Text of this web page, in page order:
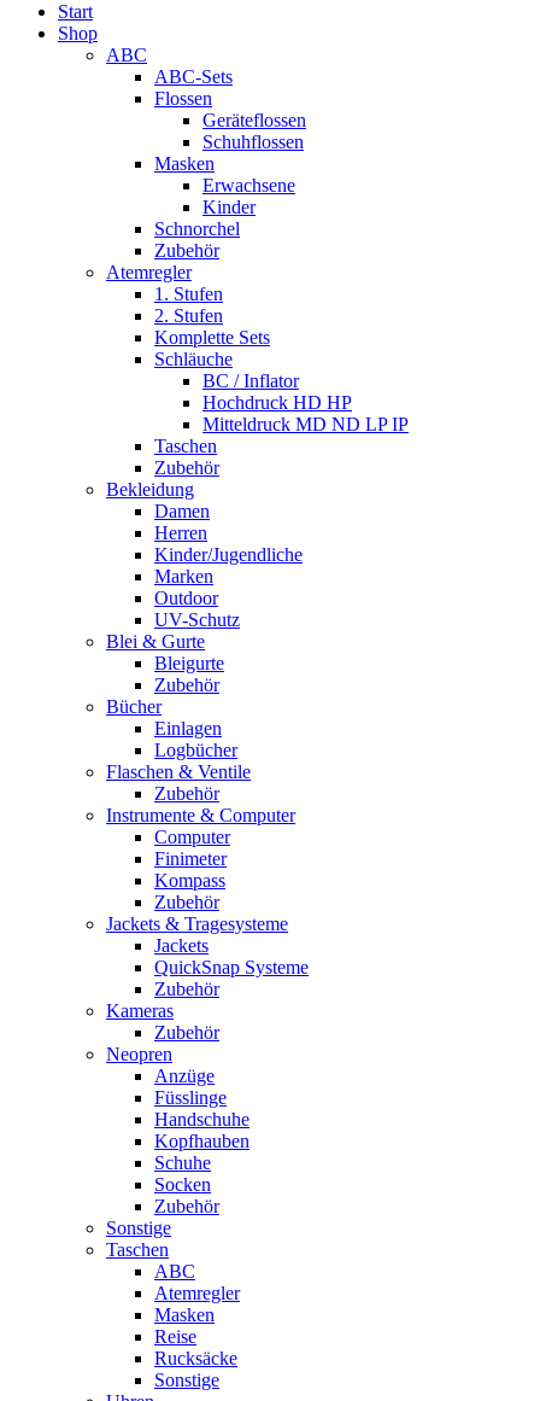
Start
Shop
ABC
ABC-Sets
Flossen
Geräteflossen
Schuhflossen
Masken
Erwachsene
Kinder
Schnorchel
Zubehör
Atemregler
1. Stufen
2. Stufen
Komplette Sets
Schläuche
BC / Inflator
Hochdruck HD HP
Mitteldruck MD ND LP IP
Taschen
Zubehör
Bekleidung
Damen
Herren
Kinder/Jugendliche
Marken
Outdoor
UV-Schutz
Blei & Gurte
Bleigurte
Zubehör
Bücher
Einlagen
Logbücher
Flaschen & Ventile
Zubehör
Instrumente & Computer
Computer
Finimeter
Kompass
Zubehör
Jackets & Tragesysteme
Jackets
QuickSnap Systeme
Zubehör
Kameras
Zubehör
Neopren
Anzüge
Füsslinge
Handschuhe
Kopfhauben
Schuhe
Socken
Zubehör
Sonstige
Taschen
ABC
Atemregler
Masken
Reise
Rucksäcke
Sonstige